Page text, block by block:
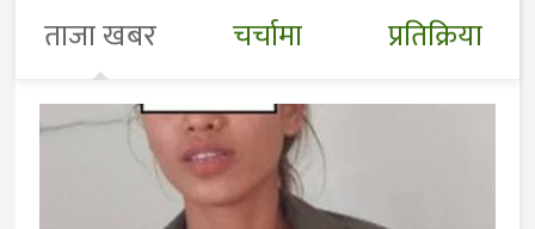
ताजा खबर चर्चामा प्रतिक्रिया